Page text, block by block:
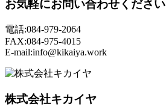
お気軽にお問い合わせください
電話:084-979-2064
FAX:084-975-4015
E-mail:info@kikaiya.work
株式会社キカイヤ